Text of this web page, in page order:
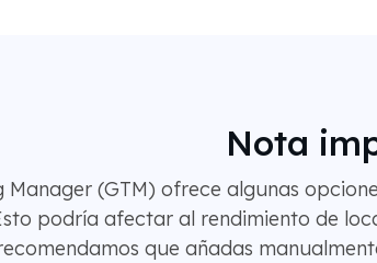
Nota
Manager (GTM) ofrece algunas
podría afectar al rendimiento de
que añadas